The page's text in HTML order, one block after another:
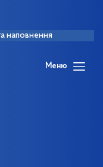
наповнення
Меню